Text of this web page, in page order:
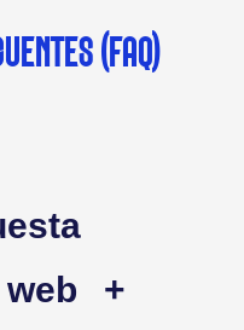
(FAQ)
+